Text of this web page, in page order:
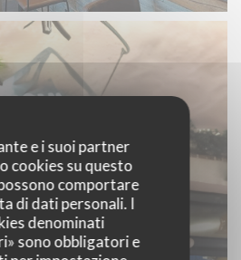
e i suoi partner
cookies su questo
comportare
di dati personali. I
denominati
sono obbligatori e